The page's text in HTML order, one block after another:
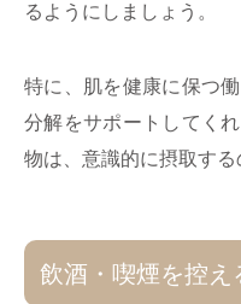
るようにしましょう。
特に、肌を健康に保つ
分解をサポートしてく
物は、意識的に摂取する
飲酒・喫煙を控え